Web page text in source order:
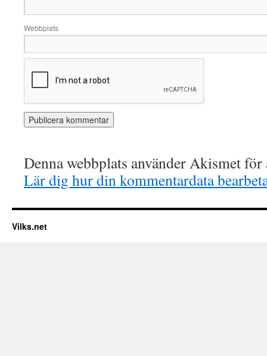
Webbplats
Denna webbplats använder Akismet
Lär dig hur din kommentardata
Vilks.net